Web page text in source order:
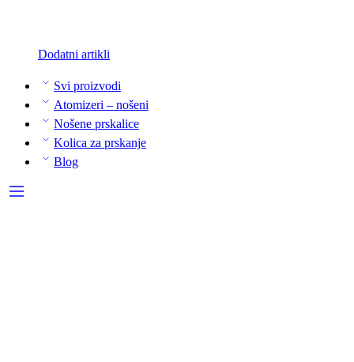
Dodatni artikli
Svi proizvodi
Atomizeri – nošeni
Nošene prskalice
Kolica za prskanje
Blog